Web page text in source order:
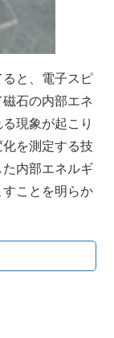
と、電子スピ
石の内部エネ
現象が起こり
を測定する技
内部エネルギ
ことを明らか